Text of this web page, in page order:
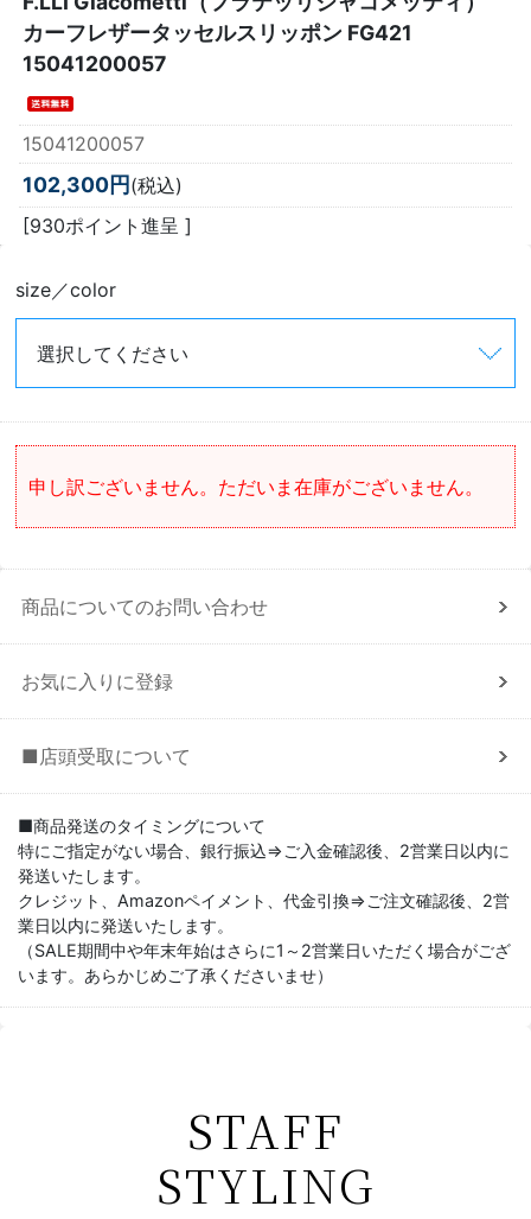
カーフレザータッセルスリッポン FG421
15041200057
15041200057
102,300円(税込)
[930ポイント進呈 ]
size／color
申し訳ございません。ただいま在庫がございません。
商品についてのお問い合わせ
お気に入りに登録
■店頭受取について
■商品発送のタイミングについて
特にご指定がない場合、銀行振込⇒ご入金確認後、2営業日以内に
発送いたします。
クレジット、Amazonペイメント、代金引換⇒ご注文確認後、2営
業日以内に発送いたします。
（SALE期間中や年末年始はさらに1～2営業日いただく場合がござ
います。あらかじめご了承くださいませ）
STAFF
STYLING